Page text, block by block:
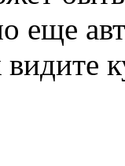
еще
видите